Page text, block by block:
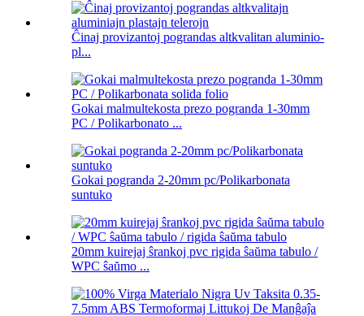
Ĉinaj provizantoj pograndas altkvalitan aluminio-
pl...
Gokai malmultekosta prezo pogranda 1-30mm
PC / Polikarbonato ...
Gokai pogranda 2-20mm pc/Polikarbonata
suntuko
20mm kuirejaj ŝrankoj pvc rigida ŝaŭma tabulo /
WPC ŝaŭmo ...